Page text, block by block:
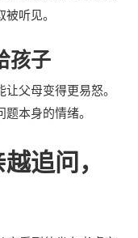
听见。
孩子
父母变得更易怒。
本身的情绪。
追问，